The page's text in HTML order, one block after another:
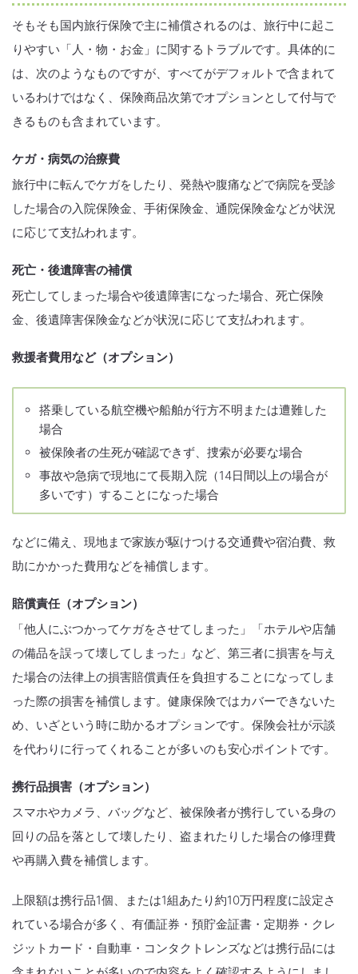
そもそも国内旅行保険で主に補償されるのは、旅行中に起こ
りやすい「人・物・お金」に関するトラブルです。具体的に
は、次のようなものですが、すべてがデフォルトで含まれて
いるわけではなく、保険商品次第でオプションとして付与で
きるものも含まれています。
ケガ・病気の治療費
旅行中に転んでケガをしたり、発熱や腹痛などで病院を受診
した場合の入院保険金、手術保険金、通院保険金などが状況
に応じて支払われます。
死亡・後遺障害の補償
死亡してしまった場合や後遺障害になった場合、死亡保険
金、後遺障害保険金などが状況に応じて支払われます。
救援者費用など（オプション）
搭乗している航空機や船舶が行方不明または遭難した
場合
被保険者の生死が確認できず、捜索が必要な場合
事故や急病で現地にて長期入院（14日間以上の場合が
多いです）することになった場合
などに備え、現地まで家族が駆けつける交通費や宿泊費、救
助にかかった費用などを補償します。
賠償責任（オプション）
「他人にぶつかってケガをさせてしまった」「ホテルや店舗
の備品を誤って壊してしまった」など、第三者に損害を与え
た場合の法律上の損害賠償責任を負担することになってしま
った際の損害を補償します。健康保険ではカバーできないた
め、いざという時に助かるオプションです。保険会社が示談
を代わりに行ってくれることが多いのも安心ポイントです。
携行品損害（オプション）
スマホやカメラ、バッグなど、被保険者が携行している身の
回りの品を落として壊したり、盗まれたりした場合の修理費
や再購入費を補償します。
上限額は携行品1個、または1組あたり約10万円程度に設定さ
れている場合が多く、有価証券・預貯金証書・定期券・クレ
ジットカード・自動車・コンタクトレンズなどは携行品には